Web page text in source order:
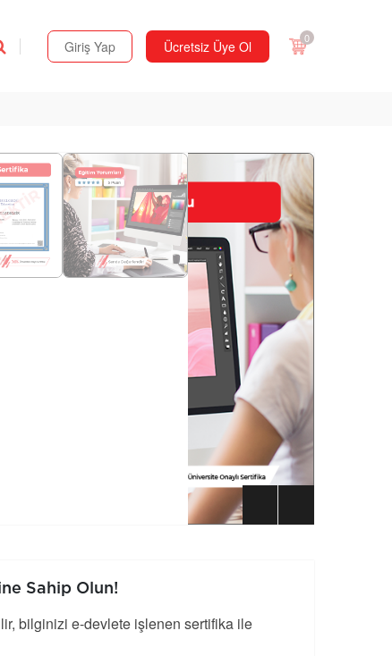
Giriş Yap Ücretsiz Üye Ol 0
Sahip Olun!
bilginizi e-devlete işlenen sertifika ile